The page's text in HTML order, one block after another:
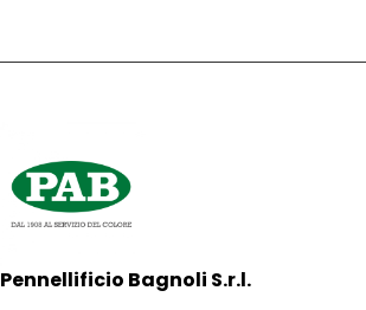
Pennellificio Bagnoli S.r.l.